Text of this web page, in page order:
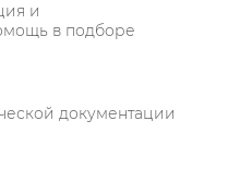
и
в подборе
документации